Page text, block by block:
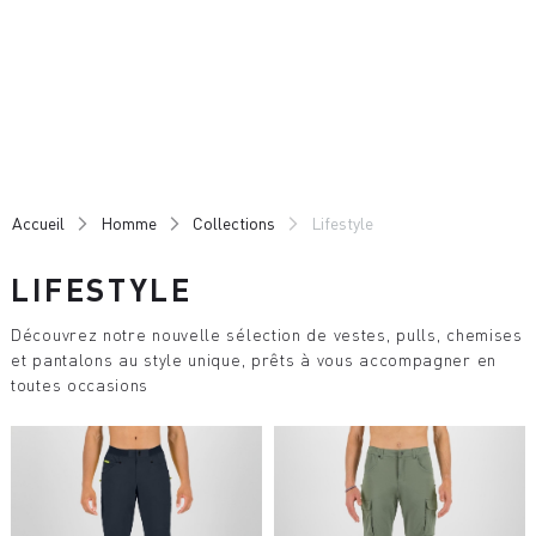
directement
Accueil Homme Collections Lifestyle
LIFESTYLE
Découvrez notre nouvelle sélection de vestes, pulls, chemises
et pantalons au style unique, prêts à vous accompagner en
toutes occasions